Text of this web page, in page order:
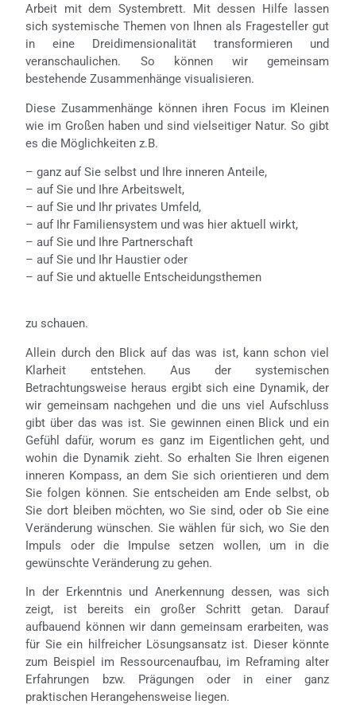
Arbeit mit dem Systembrett. Mit dessen Hilfe lassen
sich systemische Themen von Ihnen als Fragesteller gut
in eine Dreidimensionalität transformieren und
veranschaulichen. So können wir gemeinsam
bestehende Zusammenhänge visualisieren.
Diese Zusammenhänge können ihren Focus im Kleinen
wie im Großen haben und sind vielseitiger Natur. So gibt
es die Möglichkeiten z.B.
– ganz auf Sie selbst und Ihre inneren Anteile,
– auf Sie und Ihre Arbeitswelt,
– auf Sie und Ihr privates Umfeld,
– auf Ihr Familiensystem und was hier aktuell wirkt,
– auf Sie und Ihre Partnerschaft
– auf Sie und Ihr Haustier oder
– auf Sie und aktuelle Entscheidungsthemen
zu schauen.
Allein durch den Blick auf das was ist, kann schon viel
Klarheit entstehen. Aus der systemischen
Betrachtungsweise heraus ergibt sich eine Dynamik, der
wir gemeinsam nachgehen und die uns viel Aufschluss
gibt über das was ist. Sie gewinnen einen Blick und ein
Gefühl dafür, worum es ganz im Eigentlichen geht, und
wohin die Dynamik zieht. So erhalten Sie Ihren eigenen
inneren Kompass, an dem Sie sich orientieren und dem
Sie folgen können. Sie entscheiden am Ende selbst, ob
Sie dort bleiben möchten, wo Sie sind, oder ob Sie eine
Veränderung wünschen. Sie wählen für sich, wo Sie den
Impuls oder die Impulse setzen wollen, um in die
gewünschte Veränderung zu gehen.
In der Erkenntnis und Anerkennung dessen, was sich
zeigt, ist bereits ein großer Schritt getan. Darauf
aufbauend können wir dann gemeinsam erarbeiten, was
für Sie ein hilfreicher Lösungsansatz ist. Dieser könnte
zum Beispiel im Ressourcenaufbau, im Reframing alter
Erfahrungen bzw. Prägungen oder in einer ganz
praktischen Herangehensweise liegen.